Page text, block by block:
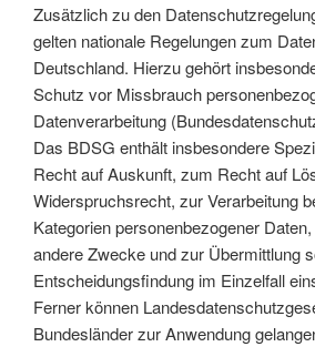
Zusätzlich zu den
gelten nationale Regelungen zum
Deutschland. Hierzu gehört
Schutz vor Missbrauch
Datenverarbeitung
Das BDSG enthält insbesondere
Recht auf Auskunft, zum Recht auf
Widerspruchsrecht, zur Verarbeitung
Kategorien personenbezogener
andere Zwecke und zur Übermittlung
Entscheidungsfindung im Einzelfall
Ferner können
Bundesländer zur Anwendung